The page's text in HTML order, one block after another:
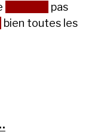
pas
bien toutes les